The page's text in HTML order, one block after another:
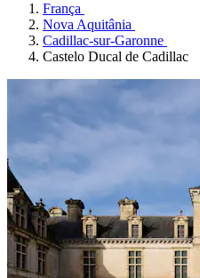
França
Nova Aquitânia
Cadillac-sur-Garonne
Castelo Ducal de Cadillac